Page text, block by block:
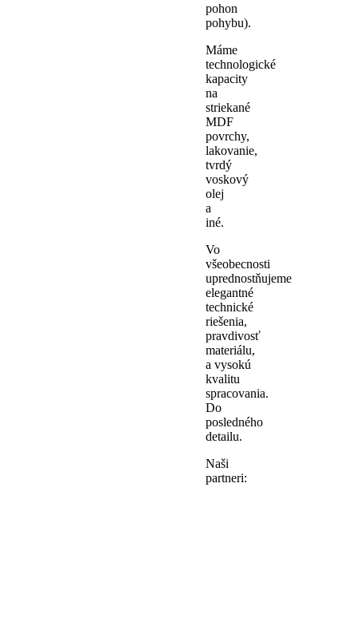
pohon
pohybu).
Máme
technologické
kapacity
na
striekané
MDF
povrchy,
lakovanie,
tvrdý
voskový
olej
a
iné.
Vo
všeobecnosti
uprednostňujeme
elegantné
technické
riešenia,
pravdivosť
materiálu,
a vysokú
kvalitu
spracovania.
Do
posledného
detailu.
Naši
partneri: